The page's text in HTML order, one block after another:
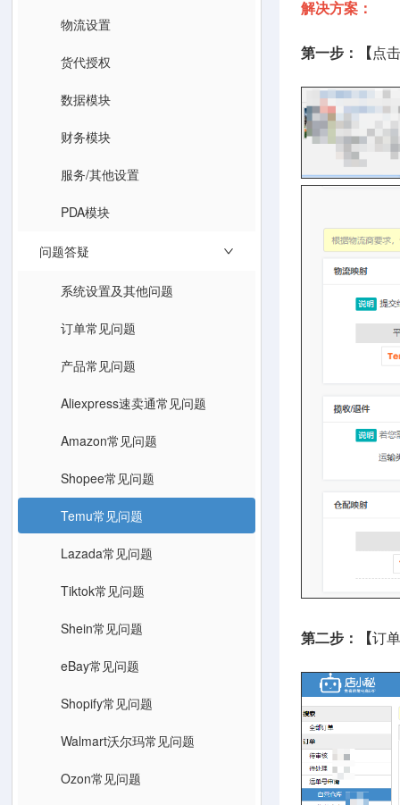
物流设置
货代授权
数据模块
财务模块
服务/其他设置
PDA模块
问题答疑
系统设置及其他问题
订单常见问题
产品常见问题
Aliexpress速卖通常见问题
Amazon常见问题
Shopee常见问题
Temu常见问题
Lazada常见问题
Tiktok常见问题
Shein常见问题
eBay常见问题
Shopify常见问题
Walmart沃尔玛常见问题
Ozon常见问题
解决方案：
第一步：【 点
第二步：【订